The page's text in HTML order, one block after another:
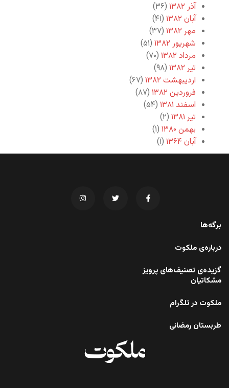
آذر ۱۳۸۲
(۳۶)
آبان ۱۳۸۲
(۴۱)
مهر ۱۳۸۲
(۳۷)
شهریور ۱۳۸۲
(۵۱)
مرداد ۱۳۸۲
(۷۰)
تیر ۱۳۸۲
(۹۸)
اردیبهشت ۱۳۸۲
(۶۷)
فروردین ۱۳۸۲
(۸۷)
اسفند ۱۳۸۱
(۵۴)
تیر ۱۳۸۱
(۲)
بهمن ۱۳۸۰
(۱)
آبان ۱۳۶۴
(۱)
برگه‌ها
درباره‌ی ملکوت
گزیده‌ی تصنیف‌های پرویز
مشکاتیان
ملکوت در تلگرام
طربستان رمضانی